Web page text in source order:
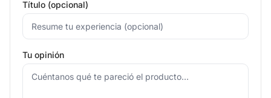
Título (opcional)
Tu opinión